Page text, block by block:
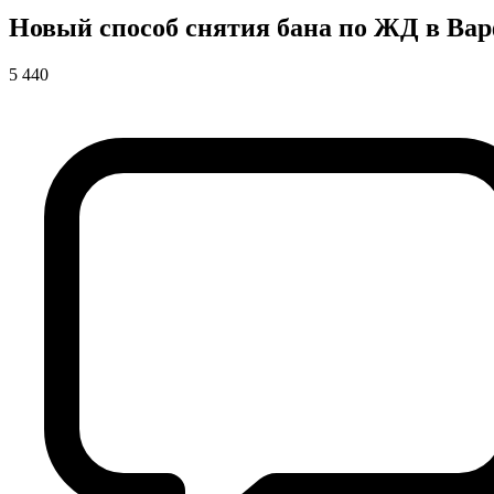
Новый способ снятия бана по ЖД в
5 440